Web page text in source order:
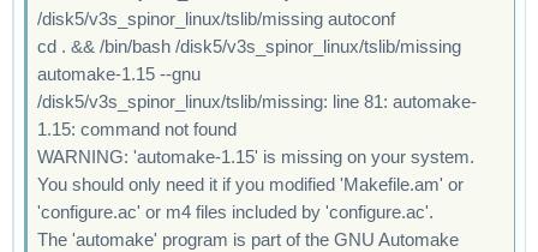
/disk5/v3s_spinor_linux/tslib/missing autoconf
cd . && /bin/bash /disk5/v3s_spinor_linux/tslib/missing
automake-1.15 --gnu
/disk5/v3s_spinor_linux/tslib/missing: line 81: automake-
1.15: command not found
WARNING: 'automake-1.15' is missing on your system.
You should only need it if you modified 'Makefile.am' or
'configure.ac' or m4 files included by 'configure.ac'.
The 'automake' program is part of the GNU Automake